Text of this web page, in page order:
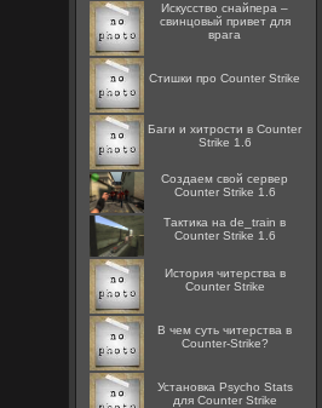
Искусство снайпера –
свинцовый привет для
врага
Стишки про Counter Strike
Баги и хитрости в Counter
Strike 1.6
Создаем свой сервер
Counter Strike 1.6
Тактика на de_train в
Counter Strike 1.6
История читерства в
Counter Strike
В чем суть читерства в
Counter-Strike?
Установка Psycho Stats
для Counter Strike